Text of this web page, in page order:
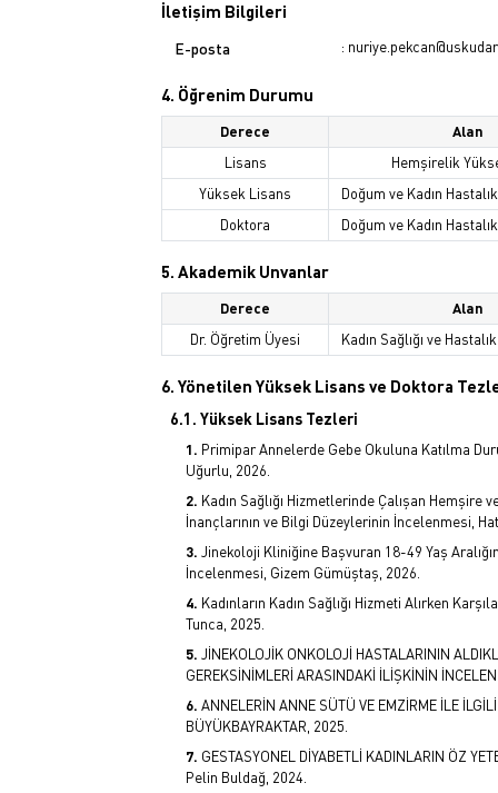
İletişim Bilgileri
E-posta :
4. Öğrenim Durumu
Derece
Alan
Lisans
Hemşirelik
Yüksek Lisans
Doğum ve Kadın
Doktora
Doğum ve Kadın
5. Akademik Unvanlar
Derece
Alan
Dr. Öğretim Üyesi
Kadın Sağlığı ve
6. Yönetilen Yüksek Lisans ve Doktora
6.1. Yüksek Lisans Tezleri
Primipar Annelerde Gebe Okuluna Katılma
Uğurlu, 2026.
Kadın Sağlığı Hizmetlerinde Çalışan Hemşire
İnançlarının ve Bilgi Düzeylerinin İncelenmesi,
Jinekoloji Kliniğine Başvuran 18-49 Yaş
İncelenmesi, Gizem Gümüştaş, 2026.
Kadınların Kadın Sağlığı Hizmeti Alırken
Tunca, 2025.
JİNEKOLOJİK ONKOLOJİ HASTALARININ
GEREKSİNİMLERİ ARASINDAKİ İLİŞKİNİN
ANNELERİN ANNE SÜTÜ VE EMZİRME İLE
BÜYÜKBAYRAKTAR, 2025.
GESTASYONEL DİYABETLİ KADINLARIN ÖZ
Pelin Buldağ, 2024.